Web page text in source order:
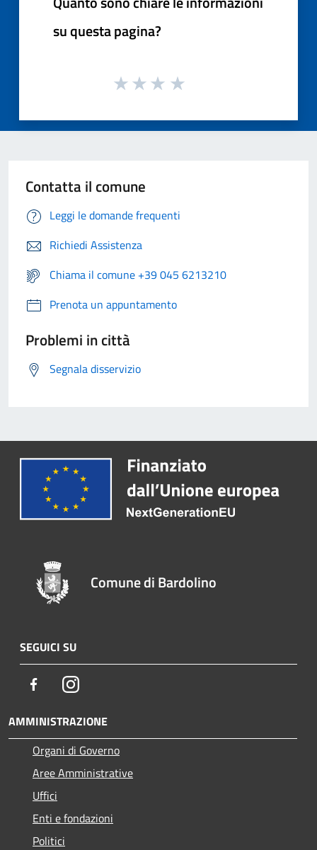
su questa pagina?
Contatta il comune
Leggi le domande frequenti
Richiedi Assistenza
Chiama il comune +39 045 6213210
Prenota un appuntamento
Problemi in città
Segnala disservizio
Comune di Bardolino
SEGUICI SU
FacebookInstagram
AMMINISTRAZIONE
Organi di Governo
Aree Amministrative
Uffici
Enti e fondazioni
Politici